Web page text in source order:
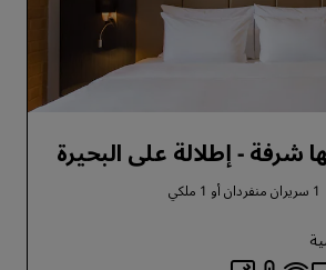
شرفة - إطلالة على البحيرة
1 سريران منفردان أو 1 ملكي